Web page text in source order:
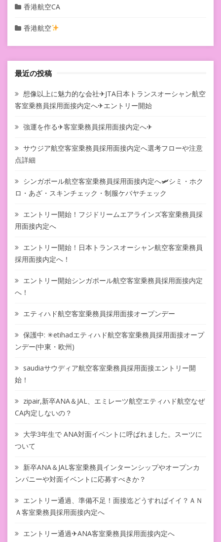
香港航空CA
香港航空
最近の投稿
想像以上に魅力的な会社✈JTA日本トランスオーシャン航空
客室乗務員採用面接内定へ✈エントリー開始
強運を作る✈客室乗務員採用面接内定へ✈
サウジア航空客室乗務員採用面接内定へ選考フローや注意
点詳細
シンガポール航空客室乗務員採用面接内定へ🛩シミ・ホク
ロ・あざ・スキンチェック・制服ケバヤチェック
エントリー開始！フジドリームエアラインズ客室乗務員採
用面接内定へ
エントリー開始！日本トランスオーシャン航空客室乗務員
採用面接内定へ！
エントリー開始シンガポール航空客室乗務員採用面接内定
へ！
エティハド航空客室乗務員採用面接オープンデー
保護中: ✳︎etihadエティハド航空客室乗務員採用面接オープ
ンデー(中東・欧州)
saudiaサウディア航空客室乗務員採用面接エントリー開
始！
zipair,新卒ANA＆JAL、エミレーツ航空エティハド航空なぜ
CA内定しないの？
大学3年生で ANA対面イベントに呼ばれました。スーツに
ついて
新卒ANA＆JAL客室乗務員インターンシップやオープンカ
ンパニーや対面イベントに応募すべきか？
エントリー通過、準備不足！面接迄どうすればイイ？ＡＮ
Ａ客室乗務員採用面接内定へ
エントリー通過✈ANA客室乗務員採用面接内定へ